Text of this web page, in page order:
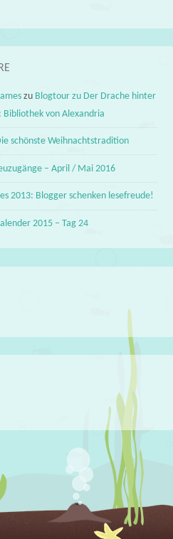
zu Blogtour zu Der Drache hinter
Bibliothek von Alexandria
schönste Weihnachtstradition
– April / Mai 2016
2013: Blogger schenken lesefreude!
2015 – Tag 24